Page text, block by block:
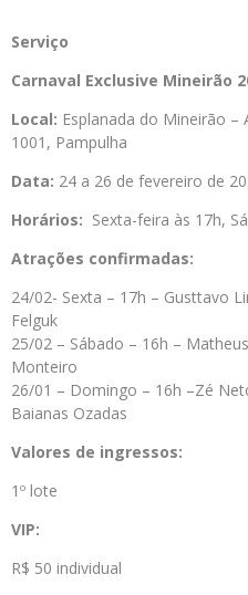
Serviço
Carnaval Exclusive Mineirão
Local: Esplanada do Mineirão –
1001, Pampulha
Data: 24 a 26 de fevereiro de
Horários: Sexta-feira às 17h,
Atrações confirmadas:
24/02- Sexta – 17h – Gusttavo
Felguk
25/02 – Sábado – 16h –
Monteiro
26/01 – Domingo – 16h –Zé
Baianas Ozadas
Valores de ingressos:
1º lote
VIP:
R$ 50 individual